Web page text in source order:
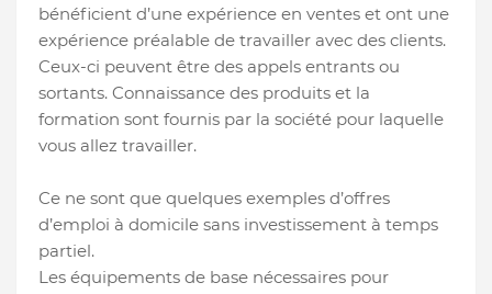
bénéficient d’une expérience en ventes et ont une
expérience préalable de travailler avec des clients.
Ceux-ci peuvent être des appels entrants ou
sortants. Connaissance des produits et la
formation sont fournis par la société pour laquelle
vous allez travailler.
Ce ne sont que quelques exemples d’offres
d’emploi à domicile sans investissement à temps
partiel.
Les équipements de base nécessaires pour